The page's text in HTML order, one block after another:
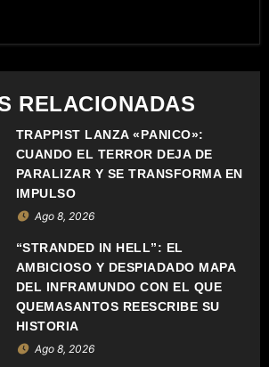
RELACIONADAS
TRAPPIST LANZA «PÁNICO»:
CUANDO EL TERROR DEJA DE
PARALIZAR Y SE TRANSFORMA EN
IMPULSO
Ago 8, 2026
“STRANDED IN HELL”: EL
AMBICIOSO Y DESPIADADO MAPA
DEL INFRAMUNDO CON EL QUE
QUEMASANTOS REESCRIBE SU
HISTORIA
Ago 8, 2026